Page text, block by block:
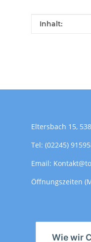
Wie wir
Wert
Inhalt:
Eltersbach 15,
Tel: (02245)
Email:
Öffnungszeiten